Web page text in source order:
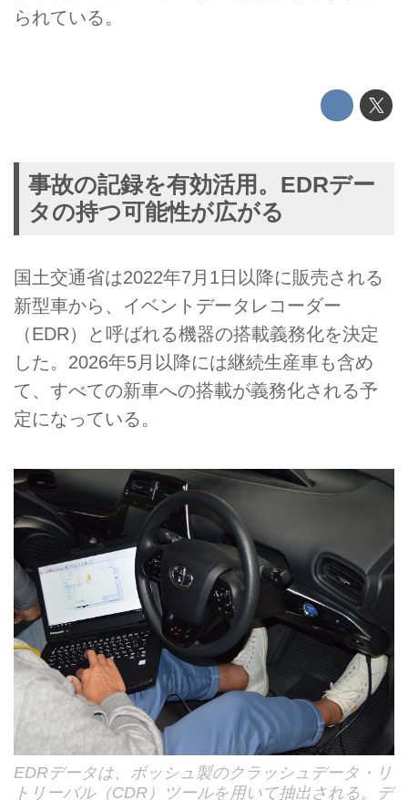
られている。
事故の記録を有効活用。EDRデー
タの持つ可能性が広がる
国土交通省は2022年7月1日以降に販売される
新型車から、イベントデータレコーダー
（EDR）と呼ばれる機器の搭載義務化を決定
した。2026年5月以降には継続生産車も含め
て、すべての新車への搭載が義務化される予
定になっている。
EDRデータは、ボッシュ製のクラッシュデータ・リ
トリーバル（CDR）ツールを用いて抽出される。デ